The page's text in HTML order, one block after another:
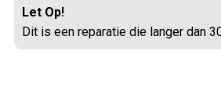
Let Op!
Dit is een reparatie die langer dan